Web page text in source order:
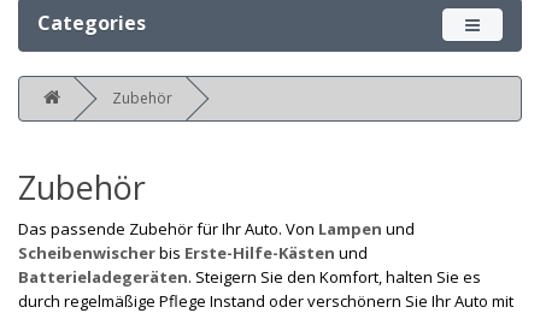
Categories Menü
Zubehör
Zubehör
Das passende Zubehör für Ihr Auto. Von Lampen und
Scheibenwischerbis Erste-Hilfe-Kästen und
Batterieladegeräten. Steigern Sie den Komfort, halten Sie es
durch regelmäßige Pflege Instand oder verschönern Sie Ihr Auto mit